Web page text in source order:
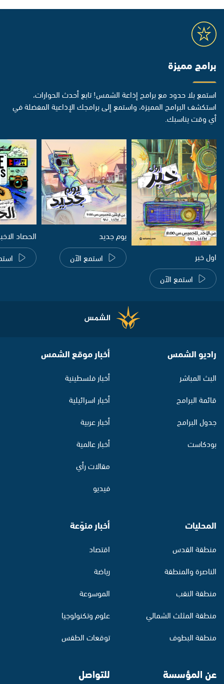
برامج مميزة
استمع بلا حدود مع برامج إذاعة الشمس! تابع أحدث الحوارات،
استكشف البرامج المميزة، واستمع إلى برامجك الإذاعية المفضلة في
أي وقت يناسبك.
اول خبر
استمع الآن
يوم جديد
استمع الآن
الحصاد
راديو الشمس
البث المباشر
قائمة البرامج
جدول البرامج
بودكاست
أخبار موقع الشمس
أخبار فلسطينية
أخبار اسرائيلية
أخبار عربية
أخبار عالمية
مقالات رأي
فيديو
المحليات
منطقة القدس
الناصرة والمنطقة
منطقة النقب
منطقة المثلث الشمالي
منطقة البطوف
أخبار منوّعة
اقتصاد
رياضة
الموسوعة
علوم وتكنولوجيا
توقعات الطقس
عن المؤسسة للتواصل